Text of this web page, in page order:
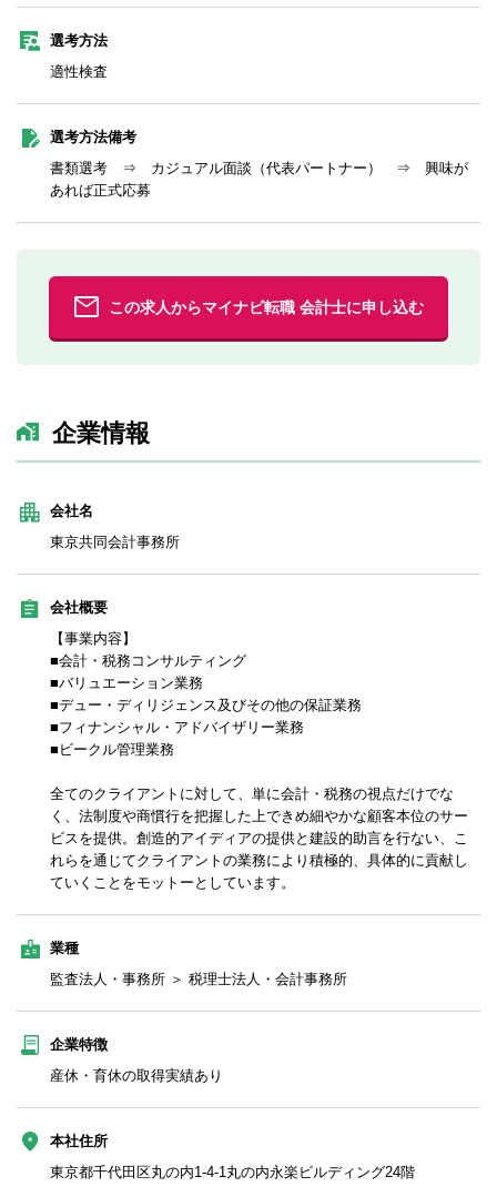
選考方法
適性検査
選考方法備考
書類選考 ⇒ カジュアル面談（代表パートナー） ⇒ 興味が
あれば正式応募
この求人からマイナビ転職 会計士に申し込む
企業情報
会社名
東京共同会計事務所
会社概要
【事業内容】
■会計・税務コンサルティング
■バリュエーション業務
■デュー・ディリジェンス及びその他の保証業務
■フィナンシャル・アドバイザリー業務
■ビークル管理業務
全てのクライアントに対して、単に会計・税務の視点だけでな
く、法制度や商慣行を把握した上できめ細やかな顧客本位のサー
ビスを提供。創造的アイディアの提供と建設的助言を行ない、こ
れらを通じてクライアントの業務により積極的、具体的に貢献し
ていくことをモットーとしています。
業種
監査法人・事務所 ＞ 税理士法人・会計事務所
企業特徴
産休・育休の取得実績あり
本社住所
東京都千代田区丸の内1-4-1丸の内永楽ビルディング24階